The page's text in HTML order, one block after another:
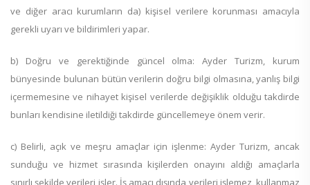
ve diğer aracı kurumların da) kişisel verilere korunması amacıyla
gerekli uyarı ve bildirimleri yapar.
b) Doğru ve gerektiğinde güncel olma: Ayder Turizm, kurum
bünyesinde bulunan bütün verilerin doğru bilgi olmasına, yanlış bilgi
içermemesine ve nihayet kişisel verilerde değişiklik olduğu takdirde
bunları kendisine iletildiği takdirde güncellemeye önem verir.
c) Belirli, açık ve meşru amaçlar için işlenme: Ayder Turizm, ancak
sunduğu ve hizmet sırasında kişilerden onayını aldığı amaçlarla
sınırlı şekilde verileri işler. İş amacı dışında verileri işlemez, kullanmaz